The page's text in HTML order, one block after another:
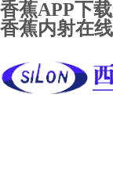
香蕉APP下
香蕉内射在